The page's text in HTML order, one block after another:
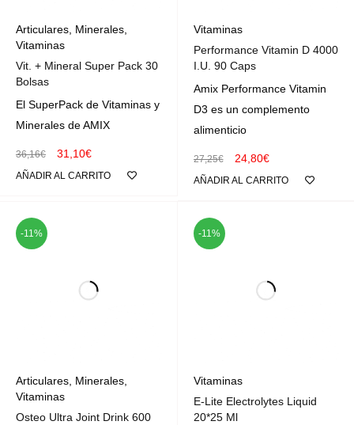
Articulares, Minerales,
Vitaminas
Vit. + Mineral Super Pack 30
Bolsas
El SuperPack de Vitaminas y
Minerales de AMIX
36,16€ 31,10€
AÑADIR AL CARRITO
Vitaminas
Performance Vitamin D 4000
I.U. 90 Caps
Amix Performance Vitamin
D3 es un complemento
alimenticio
27,25€ 24,80€
AÑADIR AL CARRITO
-11%
Articulares Minerales
Vitaminas
Osteo Ultra Joint Drink 600
-11%
Vitaminas
E-Lite Electrolytes Liquid
20*25 Ml